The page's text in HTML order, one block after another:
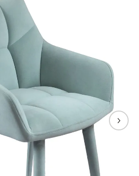
практичным выбором для
продуманными деталями:
спинка добавляют
и конические ножки
позволяет легко
с разными стилями интерьера.
ценит:
посадка для работы и отдыха.
материалы и надежная
дизайн, который украсит любое